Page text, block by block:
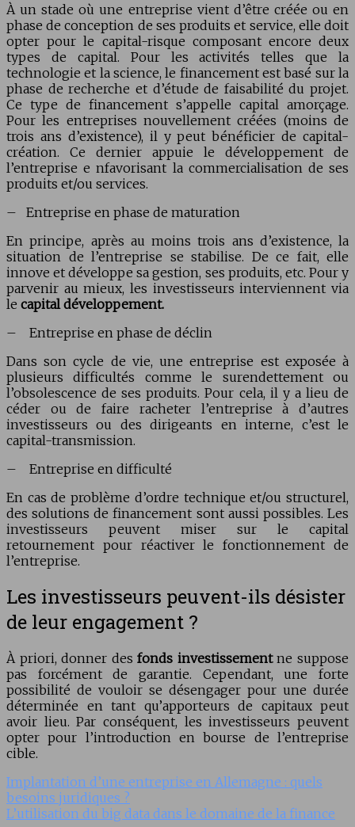
À un stade où une entreprise vient d’être créée ou en
phase de conception de ses produits et service, elle doit
opter pour le capital-risque composant encore deux
types de capital. Pour les activités telles que la
technologie et la science, le financement est basé sur la
phase de recherche et d’étude de faisabilité du projet.
Ce type de financement s’appelle capital amorçage.
Pour les entreprises nouvellement créées (moins de
trois ans d’existence), il y peut bénéficier de capital-
création. Ce dernier appuie le développement de
l’entreprise e nfavorisant la commercialisation de ses
produits et/ou services.
– Entreprise en phase de maturation
En principe, après au moins trois ans d’existence, la
situation de l’entreprise se stabilise. De ce fait, elle
innove et développe sa gestion, ses produits, etc. Pour y
parvenir au mieux, les investisseurs interviennent via
le capital développement.
– Entreprise en phase de déclin
Dans son cycle de vie, une entreprise est exposée à
plusieurs difficultés comme le surendettement ou
l’obsolescence de ses produits. Pour cela, il y a lieu de
céder ou de faire racheter l’entreprise à d’autres
investisseurs ou des dirigeants en interne, c’est le
capital-transmission.
– Entreprise en difficulté
En cas de problème d’ordre technique et/ou structurel,
des solutions de financement sont aussi possibles. Les
investisseurs peuvent miser sur le capital
retournement pour réactiver le fonctionnement de
l’entreprise.
Les investisseurs peuvent-ils désister
de leur engagement ?
À priori, donner desfonds investissementne suppose
pas forcément de garantie. Cependant, une forte
possibilité de vouloir se désengager pour une durée
déterminée en tant qu’apporteurs de capitaux peut
avoir lieu. Par conséquent, les investisseurs peuvent
opter pour l’introduction en bourse de l’entreprise
cible.
Implantation d’une entreprise en Allemagne : quels
besoins juridiques ?
L’utilisation du big data dans le domaine de la finance